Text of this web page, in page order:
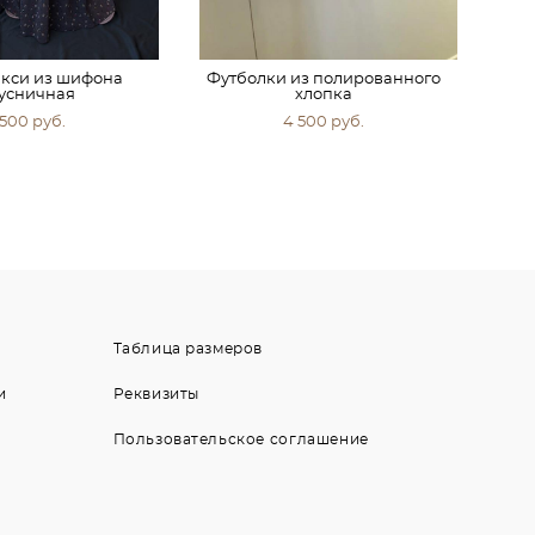
из шифона
pуб.
Футболки из полированного
хлопка
4 500 pуб.
Таблица размеров
Реквизиты
Пользовательское соглашение